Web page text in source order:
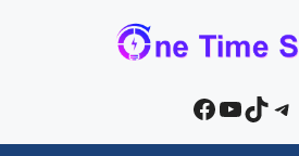
Facebook